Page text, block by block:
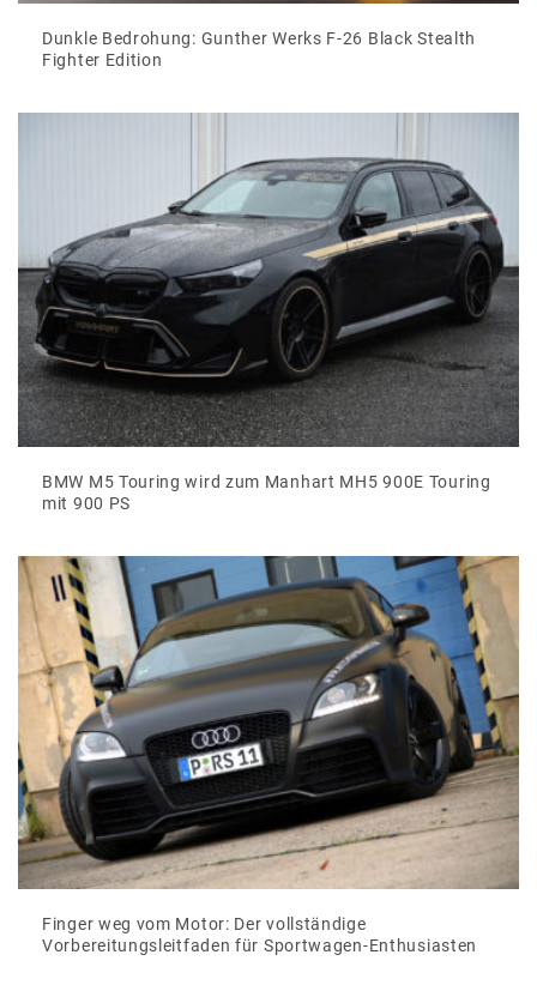
Dunkle Bedrohung: Gunther Werks F-26 Black Stealth
Fighter Edition
BMW M5 Touring wird zum Manhart MH5 900E Touring
mit 900 PS
Finger weg vom Motor: Der vollständige
Vorbereitungsleitfaden für Sportwagen-Enthusiasten